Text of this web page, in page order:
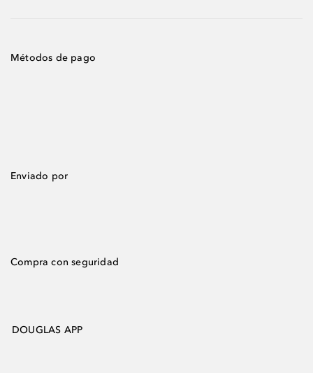
Métodos de pago
Enviado por
Compra con seguridad
DOUGLAS APP